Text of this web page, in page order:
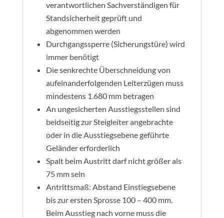
verantwortlichen Sachverständigen für
Standsicherheit geprüft und
abgenommen werden
Durchgangssperre (Sicherungstüre) wird
immer benötigt
Die senkrechte Überschneidung von
aufeinanderfolgenden Leiterzügen muss
mindestens 1.680 mm betragen
An ungesicherten Ausstiegsstellen sind
beidseitig zur Steigleiter angebrachte
oder in die Ausstiegsebene geführte
Geländer erforderlich
Spalt beim Austritt darf nicht größer als
75 mm sein
Antrittsmaß: Abstand Einstiegsebene
bis zur ersten Sprosse 100 – 400 mm.
Beim Ausstieg nach vorne muss die